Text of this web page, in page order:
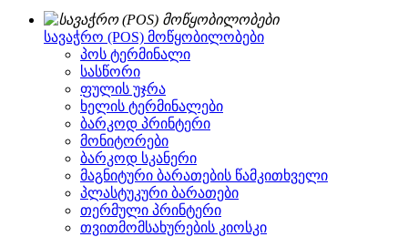
სავაჭრო (POS) მოწყობილობები
პოს ტერმინალი
სასწორი
ფულის უჯრა
ხელის ტერმინალები
ბარკოდ პრინტერი
მონიტორები
ბარკოდ სკანერი
მაგნიტური ბარათების წამკითხველი
პლასტუკური ბარათები
თერმული პრინტერი
თვითმომსახურების კიოსკი